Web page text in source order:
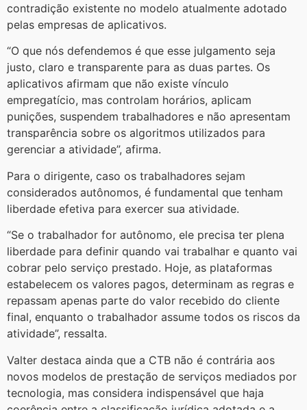
contradição existente no modelo atualmente adotado
pelas empresas de aplicativos.
“O que nós defendemos é que esse julgamento seja
justo, claro e transparente para as duas partes. Os
aplicativos afirmam que não existe vínculo
empregatício, mas controlam horários, aplicam
punições, suspendem trabalhadores e não apresentam
transparência sobre os algoritmos utilizados para
gerenciar a atividade”, afirma.
Para o dirigente, caso os trabalhadores sejam
considerados autônomos, é fundamental que tenham
liberdade efetiva para exercer sua atividade.
“Se o trabalhador for autônomo, ele precisa ter plena
liberdade para definir quando vai trabalhar e quanto vai
cobrar pelo serviço prestado. Hoje, as plataformas
estabelecem os valores pagos, determinam as regras e
repassam apenas parte do valor recebido do cliente
final, enquanto o trabalhador assume todos os riscos da
atividade”, ressalta.
Valter destaca ainda que a CTB não é contrária aos
novos modelos de prestação de serviços mediados por
tecnologia, mas considera indispensável que haja